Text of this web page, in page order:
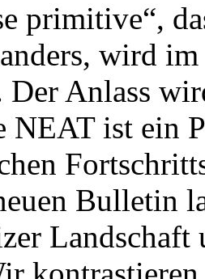
primitive“,
wird
Der Anlass
NEAT ist ein
Bulletin